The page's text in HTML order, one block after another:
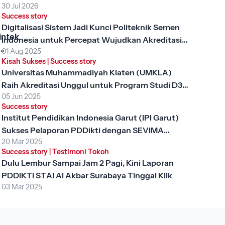
30 Jul 2026
Success story
Digitalisasi Sistem Jadi Kunci Politeknik Semen
Indonesia untuk Percepat Wujudkan Akreditasi
Unggul
01 Aug 2025
Kisah Sukses| Success story
Universitas Muhammadiyah Klaten (UMKLA)
Raih Akreditasi Unggul untuk Program Studi D3
Keperawatan dengan SEVIMA Platform
05 Jun 2025
Success story
Institut Pendidikan Indonesia Garut (IPI Garut)
Sukses Pelaporan PDDikti dengan SEVIMA
Platform
20 Mar 2025
Success story| Testimoni Tokoh
Dulu Lembur Sampai Jam 2 Pagi, Kini Laporan
PDDIKTI STAI Al Akbar Surabaya Tinggal Klik
03 Mar 2025